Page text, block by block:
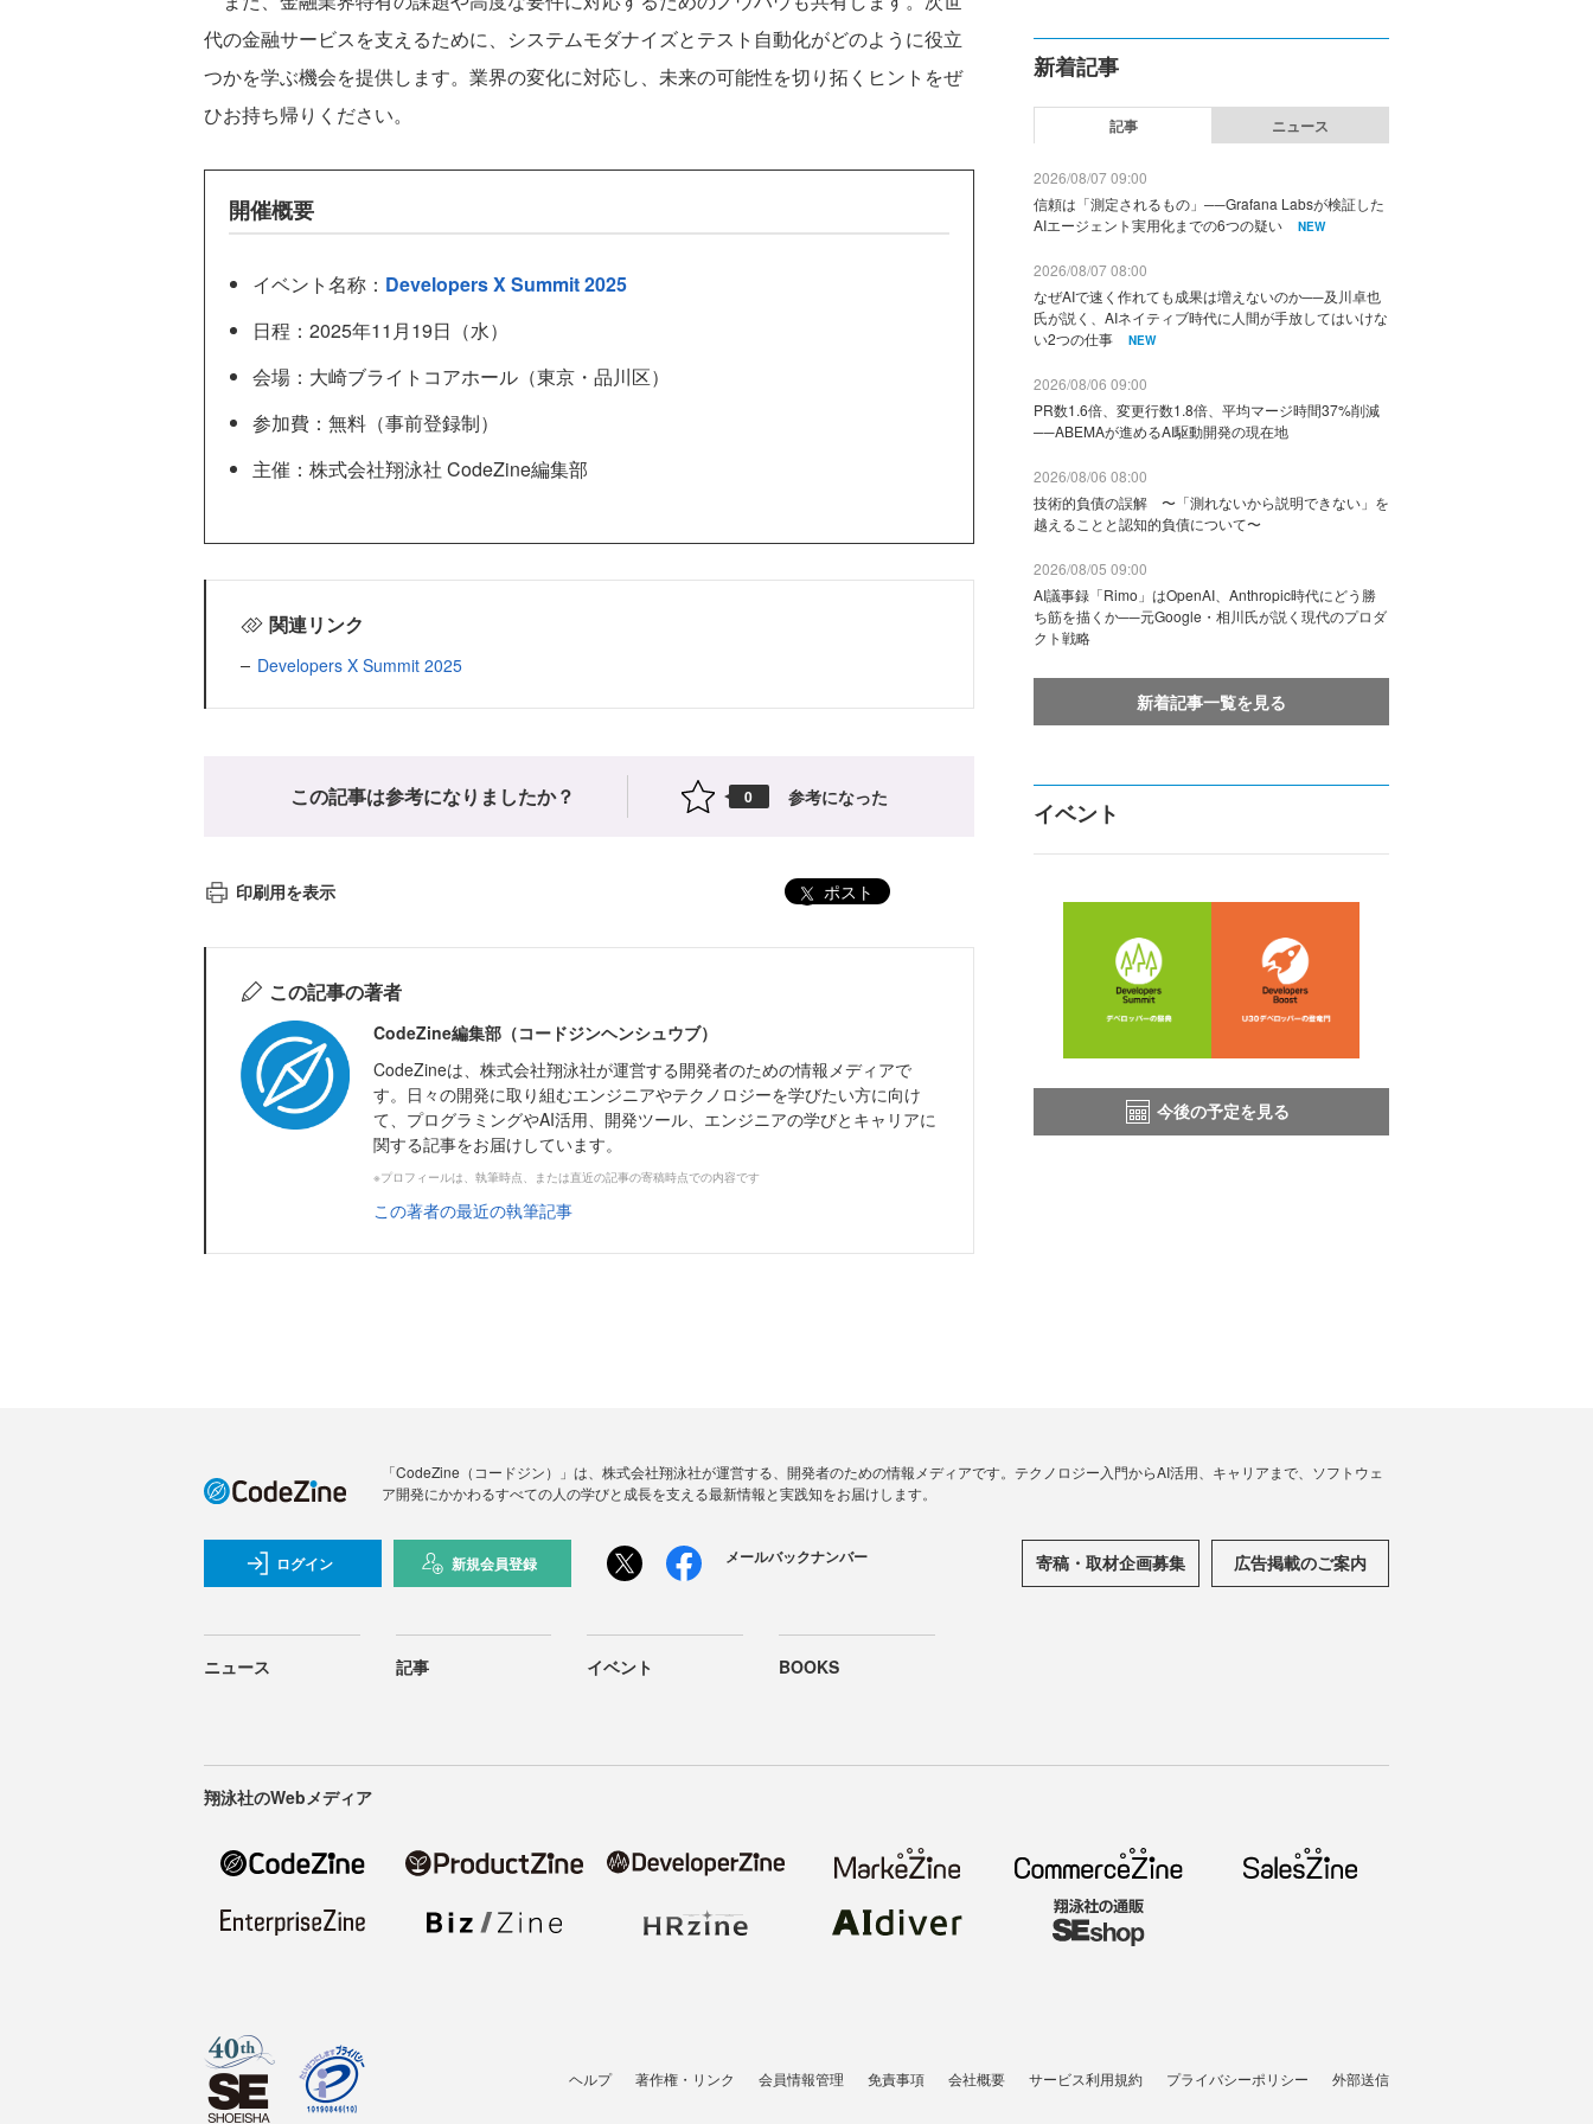
代の金融サービスを支えるために、システムモダナイズとテスト自動化がどのように役立
つかを学ぶ機会を提供します。業界の変化に対応し、未来の可能性を切り拓くヒントをぜ
ひお持ち帰りください。
開催概要
イベント名称： Developers X Summit 2025
日程：2025年11月19日（水）
会場：大崎ブライトコアホール（東京・品川区）
参加費：無料（事前登録制）
主催：株式会社翔泳社 CodeZine編集部
関連リンク
Developers X Summit 2025
この記事は参考になりましたか？ 0 参考になった
印刷用を表示 ポスト
この記事の著者
CodeZine編集部（コードジンヘンシュウブ）
CodeZineは、株式会社翔泳社が運営する開発者のための情報メディアで
す。日々の開発に取り組むエンジニアやテクノロジーを学びたい方に向け
て、プログラミングやAI活用、開発ツール、エンジニアの学びとキャリアに
関する記事をお届けしています。
※プロフィールは、執筆時点、または直近の記事の寄稿時点での内容です
この著者の最近の執筆記事
新着記事
記事 ニュース
2026/08/07 09:00
信頼は「測定されるもの」──Grafana Labsが検証した
AIエージェント実用化までの6つの疑い
NEW
2026/08/07 08:00
なぜAIで速く作れても成果は増えないのか──及川卓也
氏が説く、AIネイティブ時代に人間が手放してはいけな
い2つの仕事
NEW
2026/08/06 09:00
PR数1.6倍、変更行数1.8倍、平均マージ時間37%削減
──ABEMAが進めるAI駆動開発の現在地
2026/08/06 08:00
技術的負債の誤解 〜「測れないから説明できない」を
越えることと認知的負債について〜
2026/08/05 09:00
AI議事録「Rimo」はOpenAI、Anthropic時代にどう勝
ち筋を描くか──元Google・相川氏が説く現代のプロダ
クト戦略
新着記事一覧を見る
イベント
今後の予定を見る
「CodeZine（コードジン）」は、株式会社翔泳社が運営する、開発者のための情報メディアです。テクノロジー入門からAI活用、キャリアまで、ソフトウェ
ア開発にかかわるすべての人の学びと成長を支える最新情報と実践知をお届けします。
ログイン 新規会員登録 メールバックナンバー 寄稿・取材企画募集 広告掲載のご案内
ニュース 記事 イベント BOOKS
翔泳社のWebメディア
ヘルプ 著作権・リンク 会員情報管理 免責事項 会社概要 サービス利用規約 プライバシーポリシー 外部送信